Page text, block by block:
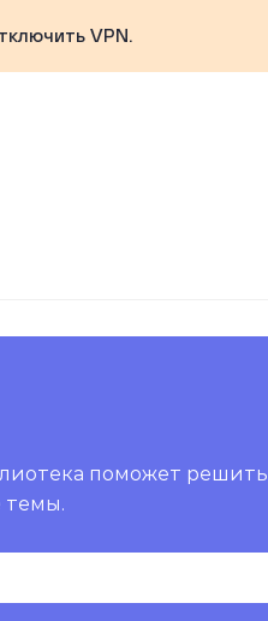
VPN.
поможет решить
темы.